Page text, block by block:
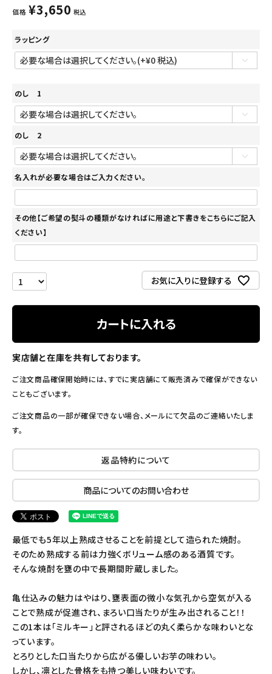
価格 ¥3,650 税込
ラッピング
のし 1
のし 2
名入れが必要な場合はご入力ください。
その他【ご希望の熨斗の種類がなければに用途と下書きをこちらにご記入
ください】
お気に入りに登録する
カートに入れる
実店舗と在庫を共有しております。
ご注文商品確保開始時には、すでに実店舗にて販売済みで確保ができない
こともございます。
ご注文商品の一部が確保できない場合、メールにて欠品のご連絡いたしま
す。
返品特約について
商品についてのお問い合わせ
最低でも5年以上熟成させることを前提として造られた焼酎。
そのため熟成する前は力強くボリューム感のある酒質です。
そんな焼酎を甕の中で長期間貯蔵しました。
亀仕込みの魅力はやはり、甕表面の微小な気孔から空気が入る
ことで熟成が促進され、まろい口当たりが生み出されること！！
この1本は「ミルキー」と評されるほどの丸く柔らかな味わいとな
っています。
とろりとした口当たりから広がる優しいお芋の味わい。
しかし、凛とした骨格をも持つ美しい味わいです。